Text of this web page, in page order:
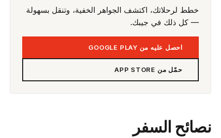
خطط لرحلاتك، اكتشف الجواهر الخفية، وتنقل بسهولة
— كل ذلك في جيبك.
احصل عليه من GOOGLE PLAY
حمّل من APP STORE
نصائح السفر